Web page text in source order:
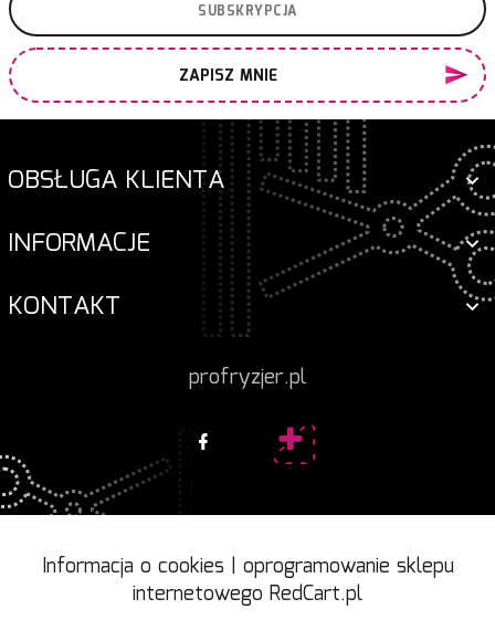
ZAPISZ MNIE
OBSŁUGA KLIENTA
INFORMACJE
KONTAKT
profryzjer.pl
Informacja o cookies | oprogramowanie sklepu
internetowego RedCart.pl